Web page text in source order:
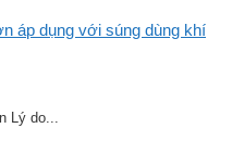
áp dụng với súng dùng khí
Lý do...